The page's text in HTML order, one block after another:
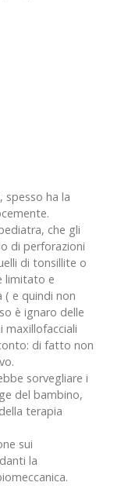
spesso ha la
che gli
di perforazioni
di tonsillite o
limitato e
e quindi non
è ignaro delle
maxillofacciali
di fatto non
sorvegliare i
del bambino,
terapia
sui
la